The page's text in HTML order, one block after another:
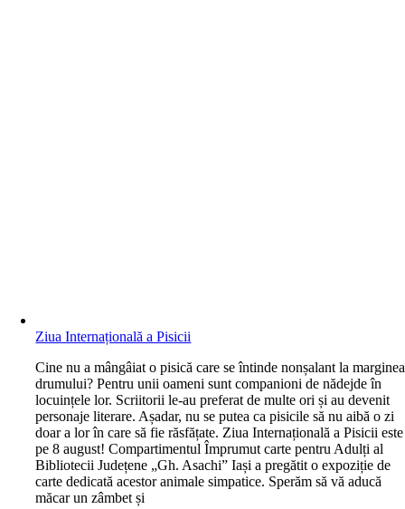
Ziua Internațională a Pisicii
Cine nu a mângâiat o pisică care se întinde nonșalant la marginea
drumului? Pentru unii oameni sunt companioni de nădejde în
locuințele lor. Scriitorii le-au preferat de multe ori și au devenit
personaje literare. Așadar, nu se putea ca pisicile să nu aibă o zi
doar a lor în care să fie răsfățate. Ziua Internațională a Pisicii este
pe 8 august! Compartimentul Împrumut carte pentru Adulți al
Bibliotecii Județene „Gh. Asachi” Iași a pregătit o expoziție de
carte dedicată acestor animale simpatice. Sperăm să vă aducă
măcar un zâmbet și